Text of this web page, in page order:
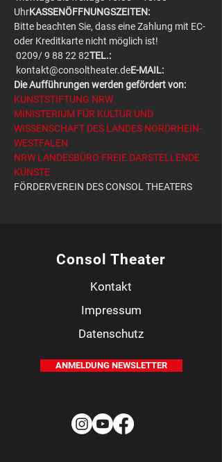
UhrKASSENÖFFNUNGSZEITEN:
Bitte beachten Sie, dass eine Zahlung mit EC-
oder Kreditkarte nicht möglich ist!
0209/ 9 88 22 82TEL.:
kontakt@consoltheater.deE-MAIL:
Die Aufführungen werden gefördert von:
KUNSTSTIFTUNG NRW
MINISTERIUM FÜR KULTUR UND
WISSENSCHAFT DES LANDES NORDRHEIN-
WESTFALEN
NRW LANDESBÜRO FREIE DARSTELLENDE
KÜNSTE
FÖRDERVEREIN DES CONSOL THEATERS
Consol Theater
Kontakt
Impressum
Datenschutz
ANMELDUNG NEWSLETTER